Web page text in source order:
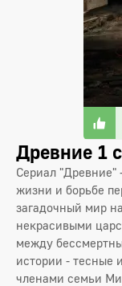
Древние 1
Сериал "Древние"
жизни и борьбе
загадочный мир
некрасивыми
между
истории - тесные
членами семьи